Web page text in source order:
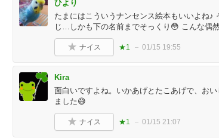
ひより
たまにはこういうナンセンス絵本もいいよね♪
じ…しかも下の名前までそっくり😳 こんな偶
ナイス ★1 01/15 19:55
Kira
面白いですよね。いかあげとたこあげで、お
ました😅
ナイス ★1 01/15 21:07